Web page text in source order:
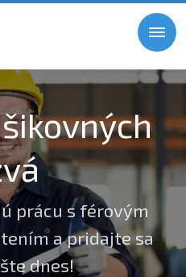
prácu s férovým
a pridajte sa
dnes!